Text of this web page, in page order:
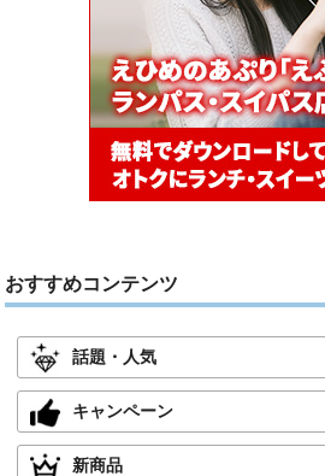
おすすめコンテンツ
話題・人気
キャンペーン
新商品